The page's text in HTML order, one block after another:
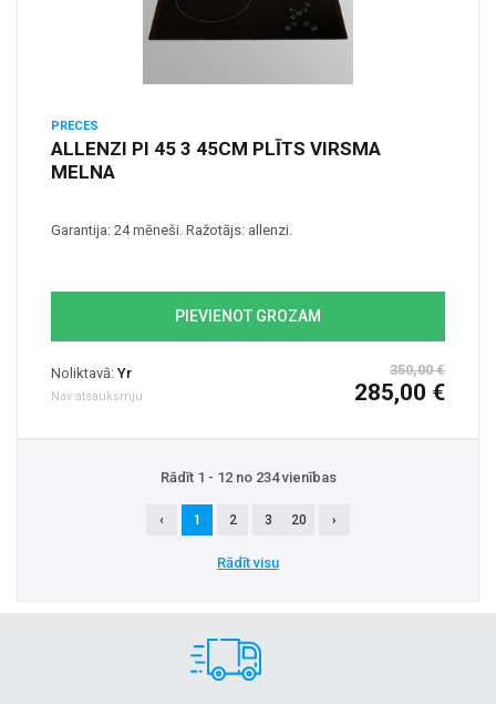
PRECES
ALLENZI PI 45 3 45CM PLĪTS VIRSMA
MELNA
Garantija: 24 mēneši. Ražotājs: allenzi.
PIEVIENOT GROZAM
Noliktavā: Yr
Nav atsauksmju
350,00 €
285,00 €
Rādīt 1 - 12 no 234 vienības
‹ 1 2 3 20 ›
Rādīt visu